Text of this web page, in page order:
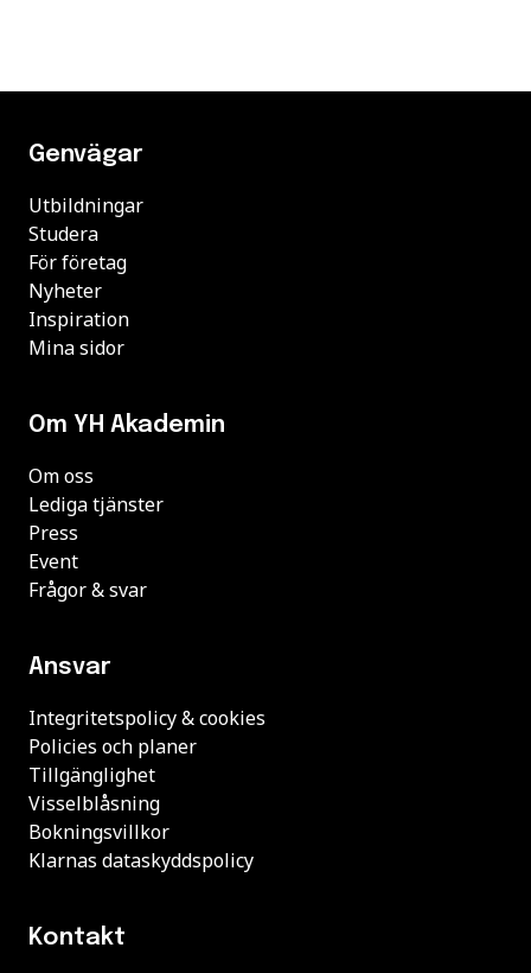
Genvägar
Utbildningar
Studera
För företag
Nyheter
Inspiration
Mina sidor
Om YH Akademin
Om oss
Lediga tjänster
Press
Event
Frågor & svar
Ansvar
Integritetspolicy & cookies
Policies och planer
Tillgänglighet
Visselblåsning
Bokningsvillkor
Klarnas dataskyddspolicy
Kontakt